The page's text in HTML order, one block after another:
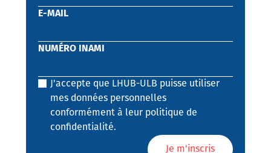
E-MAIL
NUMÉRO INAMI
J'accepte que LHUB-ULB puisse utiliser
mes données personnelles
conformément à leur politique de
confidentialité.